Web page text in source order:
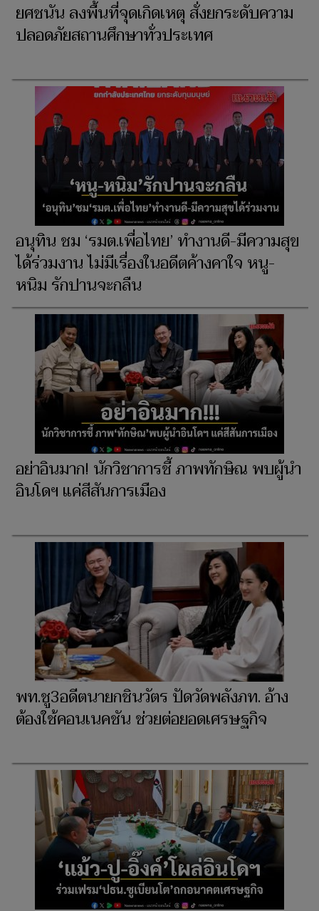
ยศชนัน ลงพื้นที่จุดเกิดเหตุ สั่งยกระดับความ
ปลอดภัยสถานศึกษาทั่วประเทศ
อนุทิน ชม ‘รมต.เพื่อไทย’ ทำงานดี-มีความสุข
ได้ร่วมงาน ไม่มีเรื่องในอดีตค้างคาใจ หนู-
หนิม รักปานจะกลืน
อย่าอินมาก! นักวิชาการชี้ ภาพทักษิณ พบผู้นำ
อินโดฯ แค่สีสันการเมือง
พท.ชู3อดีตนายกชินวัตร ปัดวัดพลังภท. อ้าง
ต้องใช้คอนเนคชัน ช่วยต่อยอดเศรษฐกิจ